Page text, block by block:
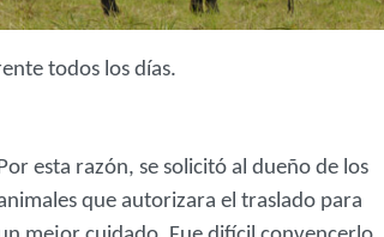
todos los días.
esta razón, se solicitó al dueño de los
que autorizara el traslado para